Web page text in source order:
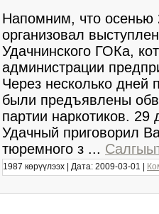
Напомним, что осенью
организовал
Удачнинского ГОКа,
администрации
Через несколько
были предъявлены
партии наркотиков. 29
Удачный приговорил
тюремного з ...
1987 көрүүлээх | Дата: 2009-03-01 |